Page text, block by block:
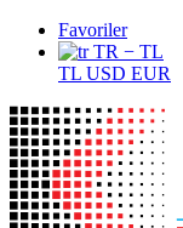
Favoriler
TR − TL
TL USD EUR